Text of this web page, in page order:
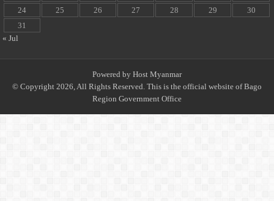
24
25 26 27 28 29
30
31
« Jul
Powered by Host Myanmar
© Copyright 2026, All Rights Reserved. This is the official website of Bago
Region Government Office